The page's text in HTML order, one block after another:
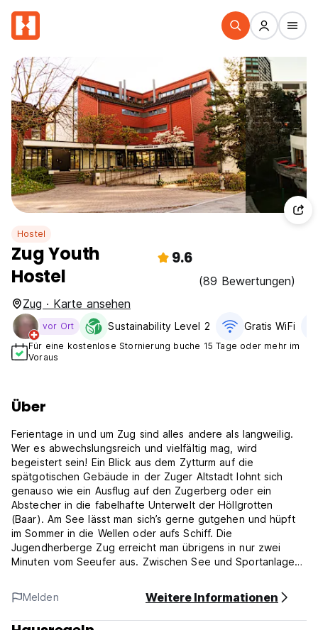
Hostel
Zug Youth
Hostel
9.6
(89 Bewertungen)
Zug · Karte ansehen
vor Ort Sustainability Level 2 Gratis WiFi
Für eine kostenlose Stornierung buche 15 Tage oder mehr im
Voraus
Über
Ferientage in und um Zug sind alles andere als langweilig.
Wer es abwechslungsreich und vielfältig mag, wird
begeistert sein! Ein Blick aus dem Zytturm auf die
spätgotischen Gebäude in der Zuger Altstadt lohnt sich
genauso wie ein Ausflug auf den Zugerberg oder ein
Abstecher in die fabelhafte Unterwelt der Höllgrotten
(Baar). Am See lässt man sich’s gerne gutgehen und hüpft
im Sommer in die Wellen oder aufs Schiff. Die
Jugendherberge Zug erreicht man übrigens in nur zwei
Minuten vom Seeufer aus. Zwischen See und Sportanlagen
Leichtathletik-, Curling-, Hockey- und Tauch-Lager.
Melden Weitere Informationen